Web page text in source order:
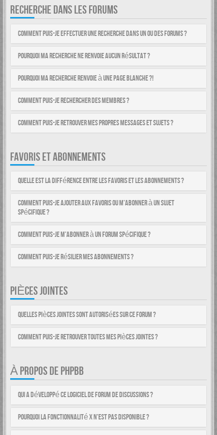
RECHERCHE DANS LES FORUMS
Comment puis-je effectuer une recherche dans un ou des forums ?
Pourquoi ma recherche ne renvoie aucun résultat ?
Pourquoi ma recherche renvoie à une page blanche ?!
Comment puis-je rechercher des membres ?
Comment puis-je retrouver mes propres messages et sujets ?
FAVORIS ET ABONNEMENTS
Quelle est la différence entre les favoris et les abonnements ?
Comment puis-je ajouter aux favoris ou m’abonner à un sujet
spécifique ?
Comment puis-je m’abonner à un forum spécifique ?
Comment puis-je résilier mes abonnements ?
PIÈCES JOINTES
Quelles pièces jointes sont autorisées sur ce forum ?
Comment puis-je retrouver toutes mes pièces jointes ?
À PROPOS DE PHPBB
Qui a développé ce logiciel de forum de discussions ?
Pourquoi la fonctionnalité X n’est pas disponible ?